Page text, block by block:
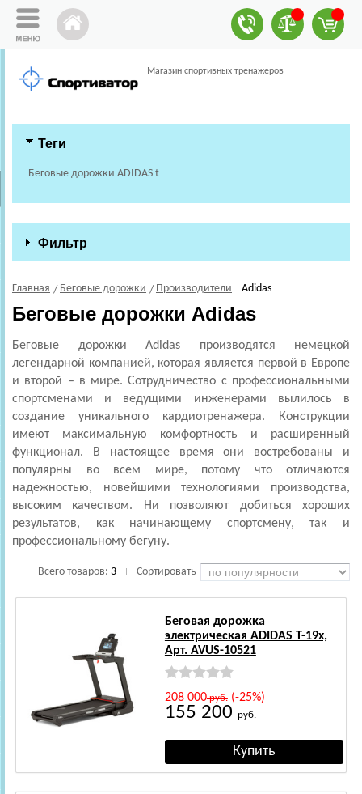
Магазин спортивных тренажеров
Теги
Беговые дорожки ADIDAS t
Фильтр
Главная Беговые дорожки Производители Adidas
Беговые дорожки Adidas
Беговые дорожки Adidas производятся немецкой
легендарной компанией, которая является первой в Европе
и второй – в мире. Сотрудничество с профессиональными
спортсменами и ведущими инженерами вылилось в
создание уникального кардиотренажера. Конструкции
имеют максимальную комфортность и расширенный
функционал. В настоящее время они востребованы и
популярны во всем мире, потому что отличаются
надежностью, новейшими технологиями производства,
высоким качеством. Ни позволяют добиться хороших
результатов, как начинающему спортсмену, так и
профессиональному бегуну.
Всего товаров: 3 Сортировать
Беговая дорожка
электрическая ADIDAS T-19х,
Арт. AVUS-10521
208 000руб.(-25%)
155 200 руб.